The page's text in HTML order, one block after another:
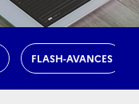
FLASH-AVANCES